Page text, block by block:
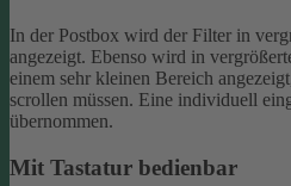
In der Postbox wird der Filter in
angezeigt. Ebenso wird in
einem sehr kleinen Bereich
scrollen müssen. Eine individuell
übernommen.
Mit Tastatur bedienbar